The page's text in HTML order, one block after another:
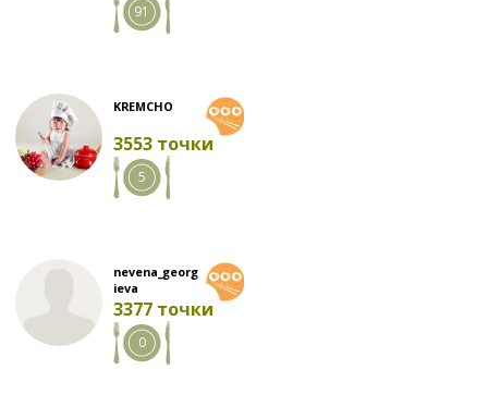
91
KREMCHO
3553 точки
5
nevena_georg
ieva
3377 точки
0